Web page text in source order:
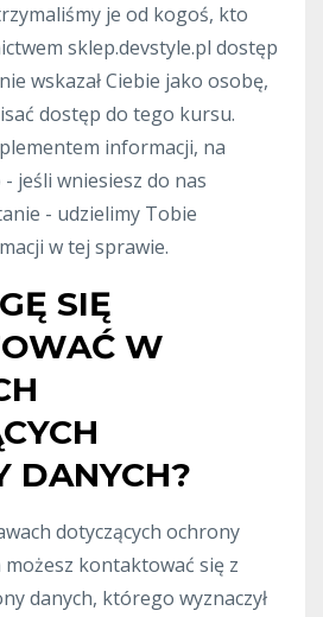
je od kogoś, kto
sklep.devstyle.pl dostęp
wskazał Ciebie jako osobę,
dostęp do tego kursu.
informacji, na
jeśli wniesiesz do nas
- udzielimy Tobie
w tej sprawie.
SIĘ
W
DANYCH?
dotyczących ochrony
kontaktować się z
danych, którego wyznaczył